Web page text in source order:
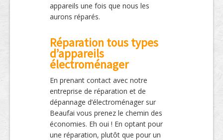
appareils une fois que nous les
aurons réparés.
Réparation tous types
d’appareils
électroménager
En prenant contact avec notre
entreprise de réparation et de
dépannage d’électroménager sur
Beaufai vous prenez le chemin des
économies. Eh oui ! En optant pour
une réparation, plutôt que pour un